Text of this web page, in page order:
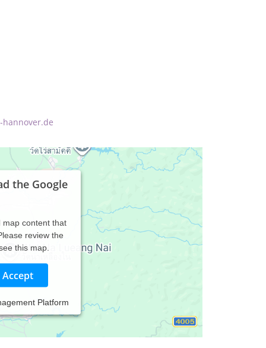
the Google
map content that
review the
this map.
Accept
Platform